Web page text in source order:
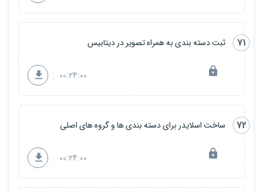
71 ثبت دسته بندی به همراه تصویر در دیتابیس
00:24:00
72 ساخت اسلایدر برای دسته بندی ها و گروه های اصلی
00:24:00